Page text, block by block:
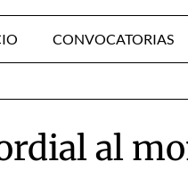
CONVOCATORIAS
al